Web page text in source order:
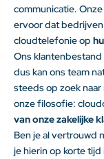
communicatie.
ervoor dat
cloudtelefonie op
Ons
dus kan ons team
steeds op zoek
onze filosofie:
van onze zakelijke
Ben je al vertrouwd
je hierin op korte